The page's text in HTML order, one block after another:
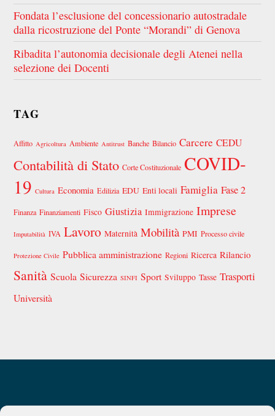
Fondata l’esclusione del concessionario autostradale
dalla ricostruzione del Ponte “Morandi” di Genova
Ribadita l’autonomia decisionale degli Atenei nella
selezione dei Docenti
TAG
Affitto Agricoltura Ambiente Antitrust Banche Bilancio Carcere CEDU
Contabilità di Stato Corte Costituzionale COVID-
19 Cultura Economia Edilizia EDU Enti locali Famiglia Fase 2
Finanza Finanziamenti Fisco Giustizia Immigrazione Imprese
Imputabilità IVA Lavoro Maternità Mobilità PMI Processo civile
Protezione Civile Pubblica amministrazione Regioni Ricerca Rilancio
Sanità Scuola Sicurezza SINFI Sport Sviluppo Tasse Trasporti
Università
Privacy Policy Chi siamo